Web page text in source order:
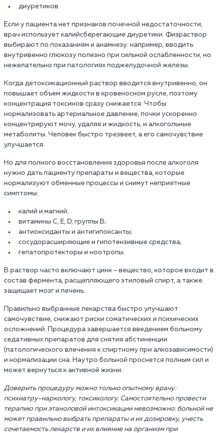
диуретиков.
Если у пациента нет признаков почечной недостаточности,
врач использует калийсберегающие диуретики. Физраствор
выбирают по показаниям и анамнезу: например, вводить
внутривенно глюкозу полезно при сильной ослабленности, но
нежелательно при патологиях поджелудочной железы.
Когда детоксикационный раствор вводится внутривенно, он
повышает объем жидкости в кровеносном русле, поэтому
концентрация токсинов сразу снижается. Чтобы
нормализовать артериальное давление, почки ускоренно
концентрируют мочу, удаляя и жидкость, и алкогольные
метаболиты. Человек быстро трезвеет, а его самочувствие
улучшается.
Но для полного восстановления здоровья после алкоголя
нужно дать пациенту препараты и вещества, которые
нормализуют обменные процессы и снимут неприятные
симптомы:
калий и магний;
витамины С, Е, D, группы В;
антиоксиданты и антигипоксанты;
сосудорасширяющие и гипотензивные средства;
гепатопротекторы и ноотропы.
В раствор часто включают цинк – вещество, которое входит в
состав фермента, расщепляющего этиловый спирт, а также
защищает мозг и печень.
Правильно выбранные лекарства быстро улучшают
самочувствие, снижают риски соматических и психических
осложнений. Процедура завершается введением больному
седативных препаратов для снятия абстиненции
(патологического влечения к спиртному при алкозависимости)
и нормализации сна. Наутро больной проснется полным сил и
может вернуться к активной жизни.
Доверить процедуру можно только опытному врачу:
психиатру-наркологу, токсикологу. Самостоятельно провести
терапию при этаноловой интоксикации невозможно: больной не
может правильно выбрать препараты и их дозировку, учесть
сочетаемость лекарств и их влияние на организм при